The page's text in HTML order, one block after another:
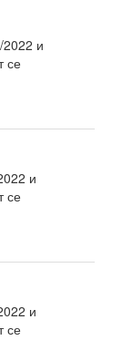
2022 и
се
и
се
и
се